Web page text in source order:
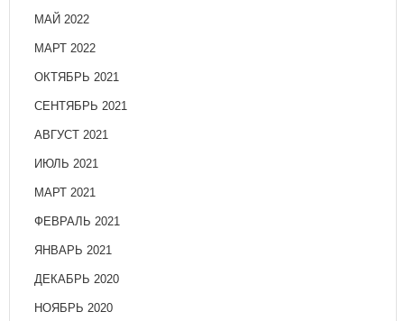
МАЙ 2022
МАРТ 2022
ОКТЯБРЬ 2021
СЕНТЯБРЬ 2021
АВГУСТ 2021
ИЮЛЬ 2021
МАРТ 2021
ФЕВРАЛЬ 2021
ЯНВАРЬ 2021
ДЕКАБРЬ 2020
НОЯБРЬ 2020